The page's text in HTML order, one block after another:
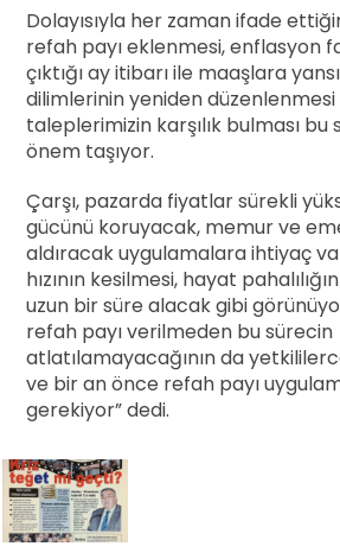
Dolayısıyla her zaman ifade
refah payı eklenmesi, enflasyon
çıktığı ay itibarı ile maaşlara
dilimlerinin yeniden
taleplerimizin karşılık bulması
önem taşıyor.
Çarşı, pazarda fiyatlar sürekli
gücünü koruyacak, memur ve
aldıracak uygulamalara ihtiyaç
hızının kesilmesi, hayat
uzun bir süre alacak gibi
refah payı verilmeden bu sürecin
atlatılamayacağının da
ve bir an önce refah payı
gerekiyor” dedi.